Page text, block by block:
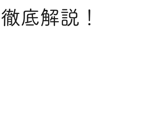
底解説！